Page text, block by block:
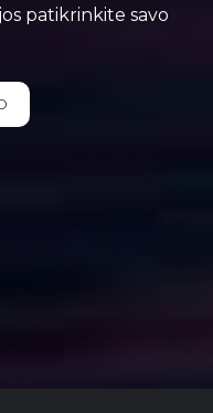
patikrinkite savo